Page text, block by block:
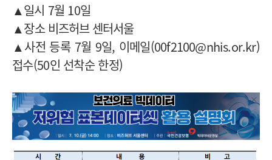
▲일시 7월 10일
▲장소 비즈허브 센터서울
▲사전 등록 7월 9일, 이메일(00f2100@nhis.or.kr)
접수(50인 선착순 한정)